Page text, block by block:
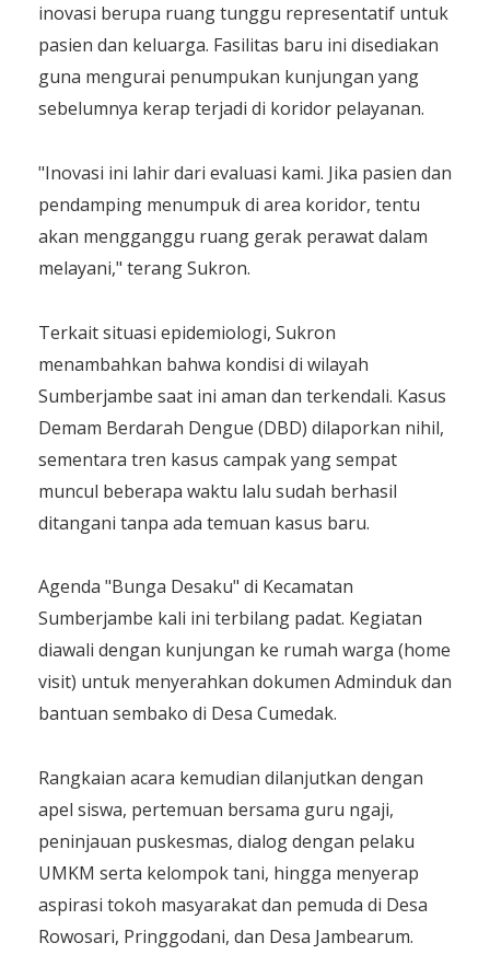
inovasi berupa ruang tunggu representatif untuk
pasien dan keluarga. Fasilitas baru ini disediakan
guna mengurai penumpukan kunjungan yang
sebelumnya kerap terjadi di koridor pelayanan.
​"Inovasi ini lahir dari evaluasi kami. Jika pasien dan
pendamping menumpuk di area koridor, tentu
akan mengganggu ruang gerak perawat dalam
melayani," terang Sukron.
​Terkait situasi epidemiologi, Sukron
menambahkan bahwa kondisi di wilayah
Sumberjambe saat ini aman dan terkendali. Kasus
Demam Berdarah Dengue (DBD) dilaporkan nihil,
sementara tren kasus campak yang sempat
muncul beberapa waktu lalu sudah berhasil
ditangani tanpa ada temuan kasus baru.
​Agenda "Bunga Desaku" di Kecamatan
Sumberjambe kali ini terbilang padat. Kegiatan
diawali dengan kunjungan ke rumah warga (home
visit) untuk menyerahkan dokumen Adminduk dan
bantuan sembako di Desa Cumedak.
​Rangkaian acara kemudian dilanjutkan dengan
apel siswa, pertemuan bersama guru ngaji,
peninjauan puskesmas, dialog dengan pelaku
UMKM serta kelompok tani, hingga menyerap
aspirasi tokoh masyarakat dan pemuda di Desa
Rowosari, Pringgodani, dan Desa Jambearum.